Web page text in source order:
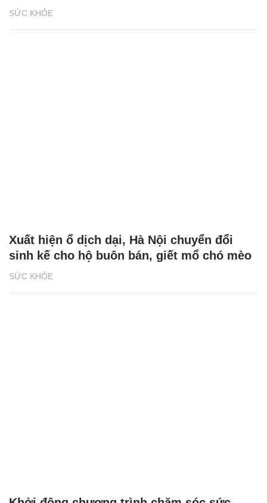
SỨC KHỎE
SỨC KHỎE
Xuất hiện ổ dịch dại, Hà Nội chuyển đổi
sinh kế cho hộ buôn bán, giết mổ chó mèo